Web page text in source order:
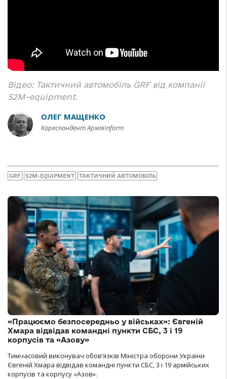
Відео: Тактичний автомобіль GRF від компанії
S2M-equipment.
ОЛЕГ МАЩЕНКО
Кореспондент АрміяInform
GRF S2M-EQUIPMENT ТАКТИЧНИЙ АВТОМОБІЛЬ
«Працюємо безпосередньо у військах»: Євгеній
Хмара відвідав командні пункти СБС, 3 і 19
корпусів та «Азову»
Тимчасовий виконувач обов’язків Міністра оборони України
Євгеній Хмара відвідав командні пункти СБС, 3 і 19 армійських
корпусів та корпусу «Азов».